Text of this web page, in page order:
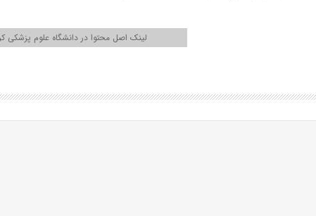
لینک اصل محتوا در دانشگاه علوم پزشکی